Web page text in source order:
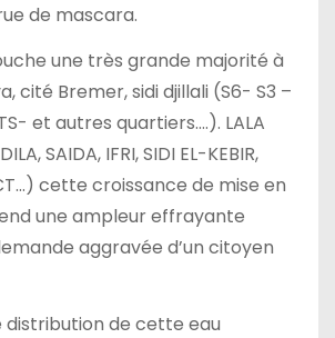
de mascara.
une très grande majorité à
cité Bremer, sidi djillali (S6- S3 –
et autres quartiers….). LALA
SAIDA, IFRI, SIDI EL-KEBIR,
cette croissance de mise en
une ampleur effrayante
aggravée d’un citoyen
distribution de cette eau